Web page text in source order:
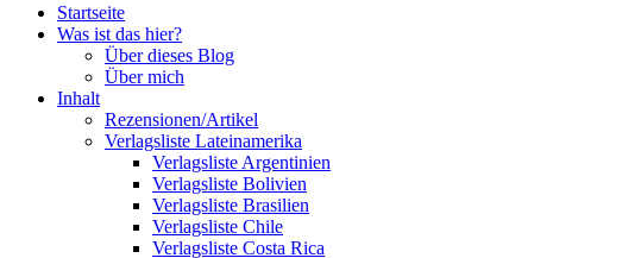
Startseite
Was ist das hier?
Über dieses Blog
Über mich
Inhalt
Rezensionen/Artikel
Verlagsliste Lateinamerika
Verlagsliste Argentinien
Verlagsliste Bolivien
Verlagsliste Brasilien
Verlagsliste Chile
Verlagsliste Costa Rica